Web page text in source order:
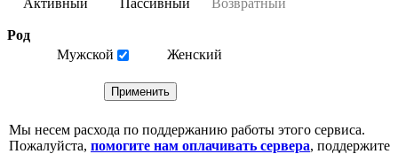
Род
Мужской
Женский
Мы несем расхода по поддержанию работы этого сервиса.
Пожалуйста, помогите нам оплачивать сервера, поддержите